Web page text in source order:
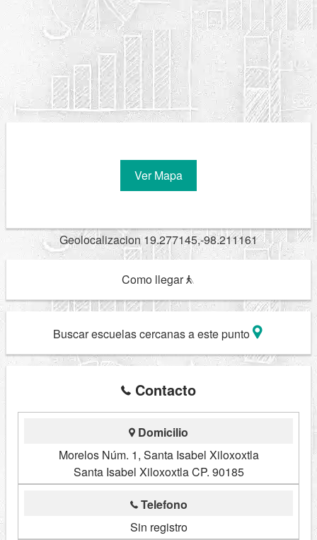
Ver Mapa
Geolocalizacion 19.277145,-98.211161
Como llegar
Buscar escuelas cercanas a este punto
Contacto
Domicilio
Morelos Núm. 1, Santa Isabel Xiloxoxtla
Santa Isabel Xiloxoxtla CP. 90185
Telefono
Sin registro